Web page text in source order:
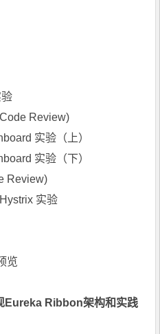
Review)
实验（上）
实验（下）
Review)
实验
览
Eureka Ribbon架构和实践